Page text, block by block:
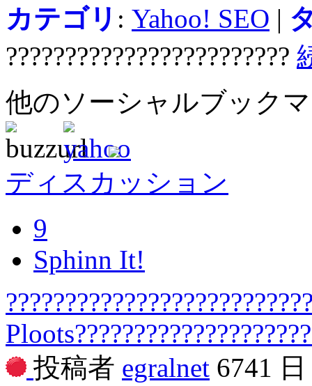
カテゴリ : Yahoo! SEO |
????????????????????????
他のソーシャルブック
ディスカッション
9
Sphinn It!
投稿者 egralnet 6741